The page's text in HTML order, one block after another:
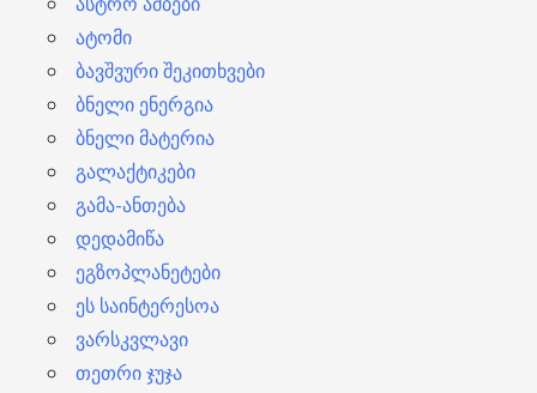
ატომი
ბავშვური შეკითხვები
ბნელი ენერგია
ბნელი მატერია
გალაქტიკები
გამა-ანთება
დედამიწა
ეგზოპლანეტები
ეს საინტერესოა
ვარსკვლავი
თეთრი ჯუჯა